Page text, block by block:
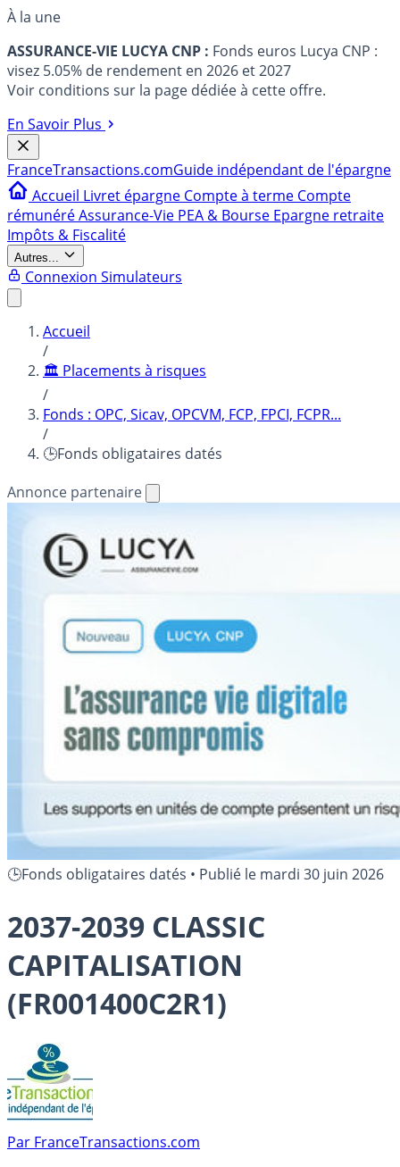
À la une
ASSURANCE-VIE LUCYA CNP : Fonds euros Lucya CNP :
visez 5.05% de rendement en 2026 et 2027
Voir conditions sur la page dédiée à cette offre.
En Savoir Plus
FranceTransactions.comGuide indépendant de l'épargne
Accueil Livret épargne Compte à terme Compte
rémunéréAssurance-Vie PEA & Bourse Epargne retraite
Impôts & Fiscalité
Autres...
Connexion Simulateurs
Accueil
/
🏛️ Placements à risques
/
Fonds : OPC, Sicav, OPCVM, FCP, FPCI, FCPR...
/
🕒Fonds obligataires datés
Annonce partenaire
🕒Fonds obligataires datés • Publié le mardi 30 juin 2026
2037-2039 CLASSIC
CAPITALISATION
(FR001400C2R1)
Par FranceTransactions.com